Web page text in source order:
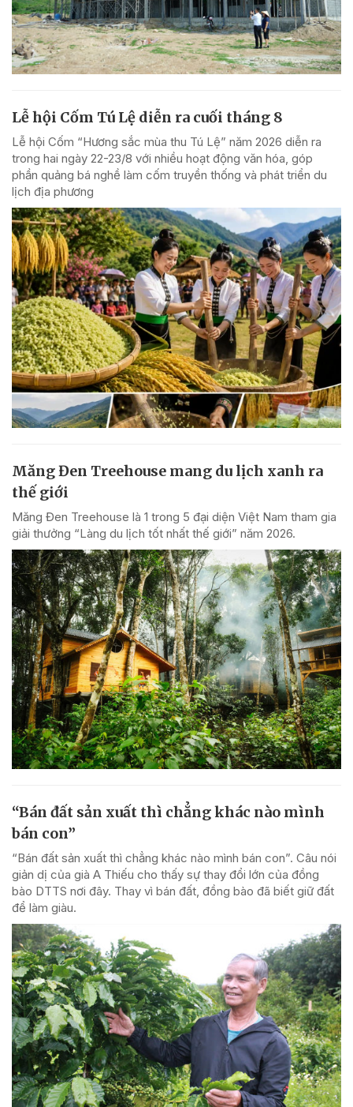
Lễ hội Cốm Tú Lệ diễn ra cuối tháng 8
Lễ hội Cốm “Hương sắc mùa thu Tú Lệ” năm 2026 diễn ra
trong hai ngày 22-23/8 với nhiều hoạt động văn hóa, góp
phần quảng bá nghề làm cốm truyền thống và phát triển du
lịch địa phương
Măng Đen Treehouse mang du lịch xanh ra
thế giới
Măng Đen Treehouse là 1 trong 5 đại diện Việt Nam tham gia
giải thưởng “Làng du lịch tốt nhất thế giới” năm 2026.
“Bán đất sản xuất thì chẳng khác nào mình
bán con”
“Bán đất sản xuất thì chẳng khác nào mình bán con”. Câu nói
giản dị của già A Thiếu cho thấy sự thay đổi lớn của đồng
bào DTTS nơi đây. Thay vì bán đất, đồng bào đã biết giữ đất
để làm giàu.